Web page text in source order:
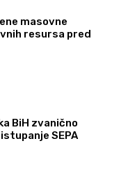
masovne
resursa pred
BiH zvanično
SEPA